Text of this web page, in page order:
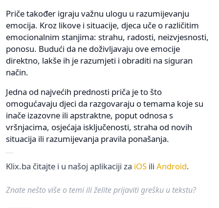
Priče također igraju važnu ulogu u razumijevanju
emocija. Kroz likove i situacije, djeca uče o različitim
emocionalnim stanjima: strahu, radosti, neizvjesnosti,
ponosu. Budući da ne doživljavaju ove emocije
direktno, lakše ih je razumjeti i obraditi na siguran
način.
Jedna od najvećih prednosti priča je to što
omogućavaju djeci da razgovaraju o temama koje su
inače izazovne ili apstraktne, poput odnosa s
vršnjacima, osjećaja isključenosti, straha od novih
situacija ili razumijevanja pravila ponašanja.
Klix.ba čitajte i u našoj aplikaciji za iOS ili Android.
Znate nešto više o temi ili želite prijaviti grešku u tekstu?